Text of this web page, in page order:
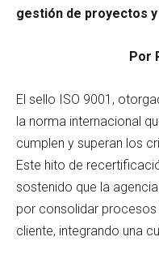
gestión de proyectos
Por
El sello ISO 9001,
la norma internacional
cumplen y superan los
Este hito de
sostenido que la
por consolidar
cliente, integrando una